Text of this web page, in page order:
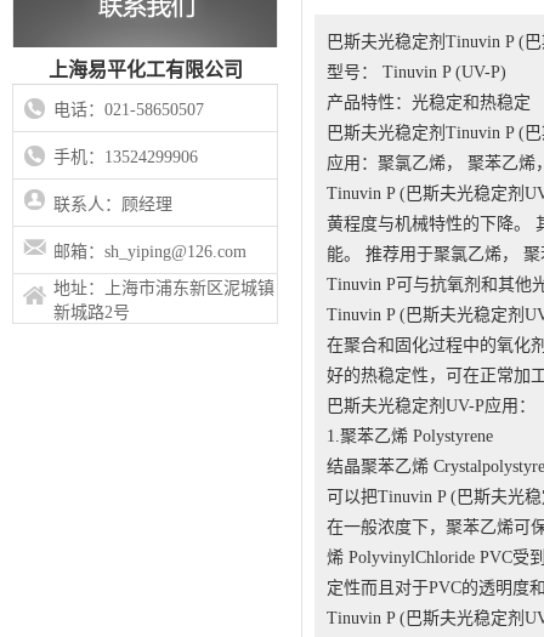
上海易平化工有限公司
电话：021-58650507
手机：13524299906
联系人：顾经理
邮箱：sh_yiping@126.com
地址：上海市浦东新区泥城镇
新城路2号
巴斯夫光稳定剂Tinuvin P (
型号： Tinuvin P (UV-P)
产品特性：光稳定和热稳定
巴斯夫光稳定剂Tinuvin P (
应用：聚氯乙烯， 聚苯乙烯
Tinuvin P (巴斯夫光稳定剂
黄程度与机械特性的下降。
能。 推荐用于聚氯乙烯，
Tinuvin P可与抗氧剂和其他
Tinuvin P (巴斯夫光稳定剂
在聚合和固化过程中的氧化
好的热稳定性，可在正常加
巴斯夫光稳定剂UV-P应用：
1.聚苯乙烯 Polystyrene
结晶聚苯乙烯
可以把Tinuvin P (巴斯夫光
在一般浓度下，聚苯乙烯可
烯 PolyvinylChloride PVC受
定性而且对于PVC的透明度
Tinuvin P (巴斯夫光稳定剂